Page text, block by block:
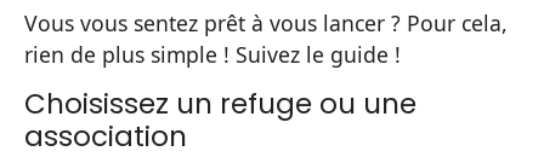
Vous vous sentez prêt à vous lancer ? Pour cela,
rien de plus simple ! Suivez le guide !
Choisissez un refuge ou une
association